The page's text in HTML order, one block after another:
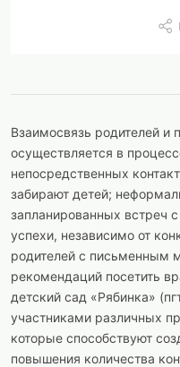
Взаимосвязь родителей и
осуществляется в
непосредственных
забирают детей;
запланированных встреч
успехи, независимо от
родителей с письменным
рекомендаций посетить
детский сад «Рябинка»
участниками различных
которые способствуют
повышения количества